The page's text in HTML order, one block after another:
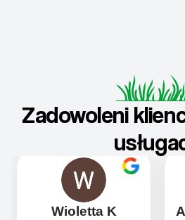
Zadowoleni
Wioletta K